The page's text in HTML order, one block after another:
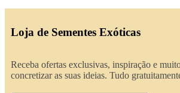
Loja de Sementes Exóticas
Receba ofertas exclusivas, inspiração e
concretizar as suas ideias. Tudo